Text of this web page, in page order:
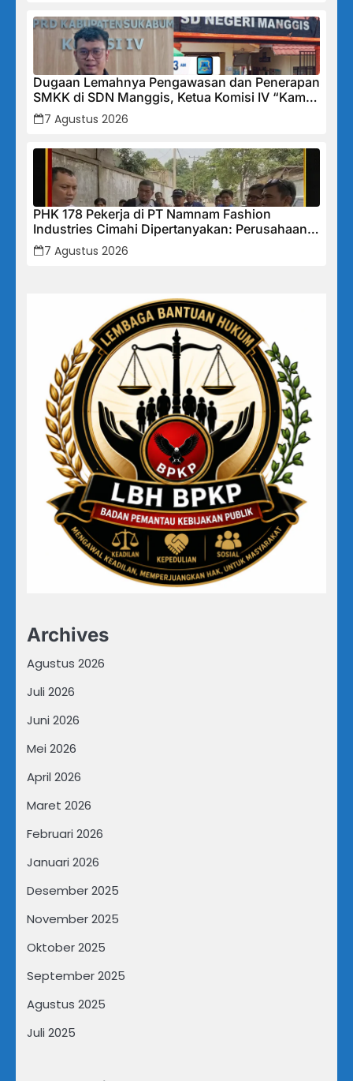
Dugaan Lemahnya Pengawasan dan Penerapan
SMKK di SDN Manggis, Ketua Komisi IV “Kami
Tidak Akan Segan Menindak”
7 Agustus 2026
PHK 178 Pekerja di PT Namnam Fashion
Industries Cimahi Dipertanyakan: Perusahaan
Klaim Rugi, Laporan Keuangan Justru
Tunjukkan Penurunan Laba.
7 Agustus 2026
Archives
Agustus 2026
Juli 2026
Juni 2026
Mei 2026
April 2026
Maret 2026
Februari 2026
Januari 2026
Desember 2025
November 2025
Oktober 2025
September 2025
Agustus 2025
Juli 2025